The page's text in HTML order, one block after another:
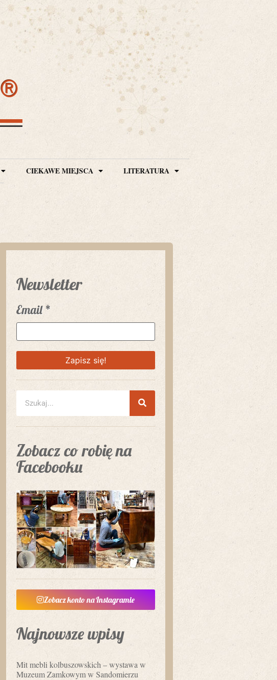
®
CIEKAWE MIEJSCA LITERATURA
Newsletter
Email *
Zobacz co robię na
Facebooku
Zobacz konto na Instagramie
Najnowsze wpisy
Mit mebli kolbuszowskich – wystawa w
Muzeum Zamkowym w Sandomierzu